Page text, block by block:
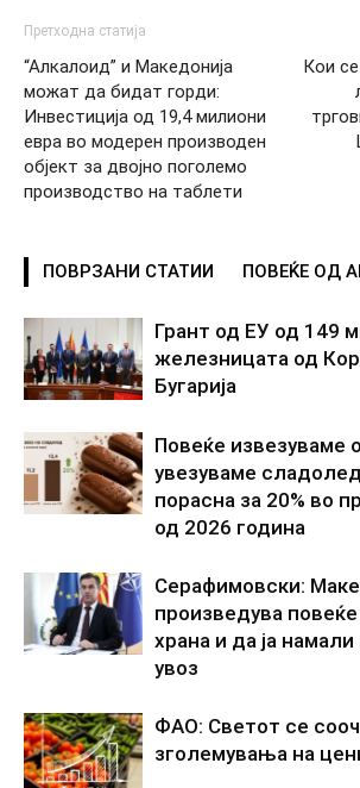
Претходна статија
“Алкалоид” и Македонија
можат да бидат горди:
Инвестиција од 19,4 милиони
евра во модерен производен
објект за двојно поголемо
производство на таблети
Кои
ПОВРЗАНИ СТАТИИ ПОВЕЌЕ ОД
Грант од ЕУ од 149
железницата од
Бугарија
Повеќе извезуваме
увезуваме
порасна за 20% во
од 2026 година
Серафимовски:
произведува
храна и да ја
увоз
ФАО: Светот се
зголемувања на